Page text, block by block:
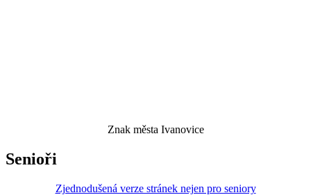
Znak města Ivanovice
Senioři
Zjednodušená verze stránek nejen pro seniory